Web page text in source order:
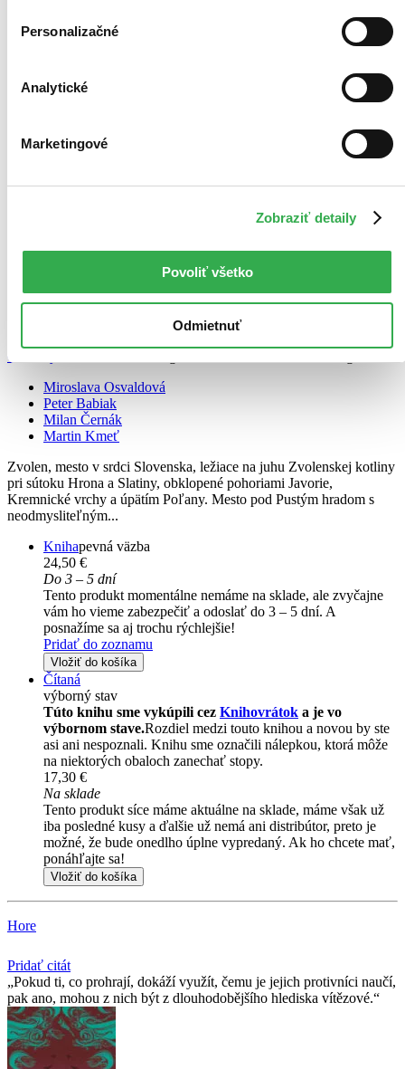
Personalizačné
Analytické
Marketingové
Zobraziť detaily
Povoliť všetko
Odmietnuť
Použité filtre
Čarovný Zvolen a okolie
Miroslava Osvaldová
Peter Babiak
Milan Černák
Martin Kmeť
Zvolen, mesto v srdci Slovenska, ležiace na juhu Zvolenskej kotliny
pri sútoku Hrona a Slatiny, obklopené pohoriami Javorie,
Kremnické vrchy a úpätím Poľany. Mesto pod Pustým hradom s
neodmysliteľným...
Knihapevná väzba
24,50 €
Do 3 – 5 dní
Tento produkt momentálne nemáme na sklade, ale zvyčajne
vám ho vieme zabezpečiť a odoslať do 3 – 5 dní. A
posnažíme sa aj trochu rýchlejšie!
Pridať do zoznamu
Vložiť do košíka
Čítaná
výborný stav
Túto knihu sme vykúpili cez Knihovrátok a je vo
výbornom stave.Rozdiel medzi touto knihou a novou by ste
asi ani nespoznali. Knihu sme označili nálepkou, ktorá môže
na niektorých obaloch zanechať stopy.
17,30 €
Na sklade
Tento produkt síce máme aktuálne na sklade, máme však už
iba posledné kusy a ďalšie už nemá ani distribútor, preto je
možné, že bude onedlho úplne vypredaný. Ak ho chcete mať,
ponáhľajte sa!
Vložiť do košíka
Hore
Pridať citát
Pokud ti, co prohrají, dokáží využít, čemu je jejich protivníci naučí,
pak ano, mohou z nich být z dlouhodobějšího hlediska vítězové.